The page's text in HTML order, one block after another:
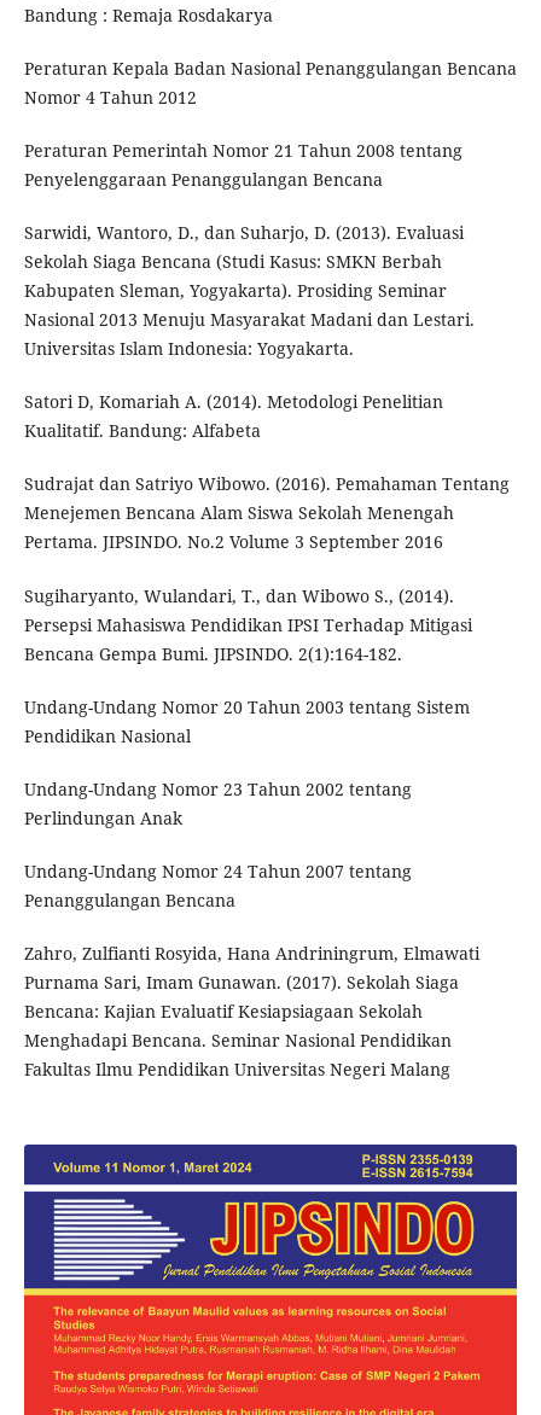
Bandung : Remaja Rosdakarya
Peraturan Kepala Badan Nasional Penanggulangan Bencana
Nomor 4 Tahun 2012
Peraturan Pemerintah Nomor 21 Tahun 2008 tentang
Penyelenggaraan Penanggulangan Bencana
Sarwidi, Wantoro, D., dan Suharjo, D. (2013). Evaluasi
Sekolah Siaga Bencana (Studi Kasus: SMKN Berbah
Kabupaten Sleman, Yogyakarta). Prosiding Seminar
Nasional 2013 Menuju Masyarakat Madani dan Lestari.
Universitas Islam Indonesia: Yogyakarta.
Satori D, Komariah A. (2014). Metodologi Penelitian
Kualitatif. Bandung: Alfabeta
Sudrajat dan Satriyo Wibowo. (2016). Pemahaman Tentang
Menejemen Bencana Alam Siswa Sekolah Menengah
Pertama. JIPSINDO. No.2 Volume 3 September 2016
Sugiharyanto, Wulandari, T., dan Wibowo S., (2014).
Persepsi Mahasiswa Pendidikan IPSI Terhadap Mitigasi
Bencana Gempa Bumi. JIPSINDO. 2(1):164-182.
Undang-Undang Nomor 20 Tahun 2003 tentang Sistem
Pendidikan Nasional
Undang-Undang Nomor 23 Tahun 2002 tentang
Perlindungan Anak
Undang-Undang Nomor 24 Tahun 2007 tentang
Penanggulangan Bencana
Zahro, Zulfianti Rosyida, Hana Andriningrum, Elmawati
Purnama Sari, Imam Gunawan. (2017). Sekolah Siaga
Bencana: Kajian Evaluatif Kesiapsiagaan Sekolah
Menghadapi Bencana. Seminar Nasional Pendidikan
Fakultas Ilmu Pendidikan Universitas Negeri Malang